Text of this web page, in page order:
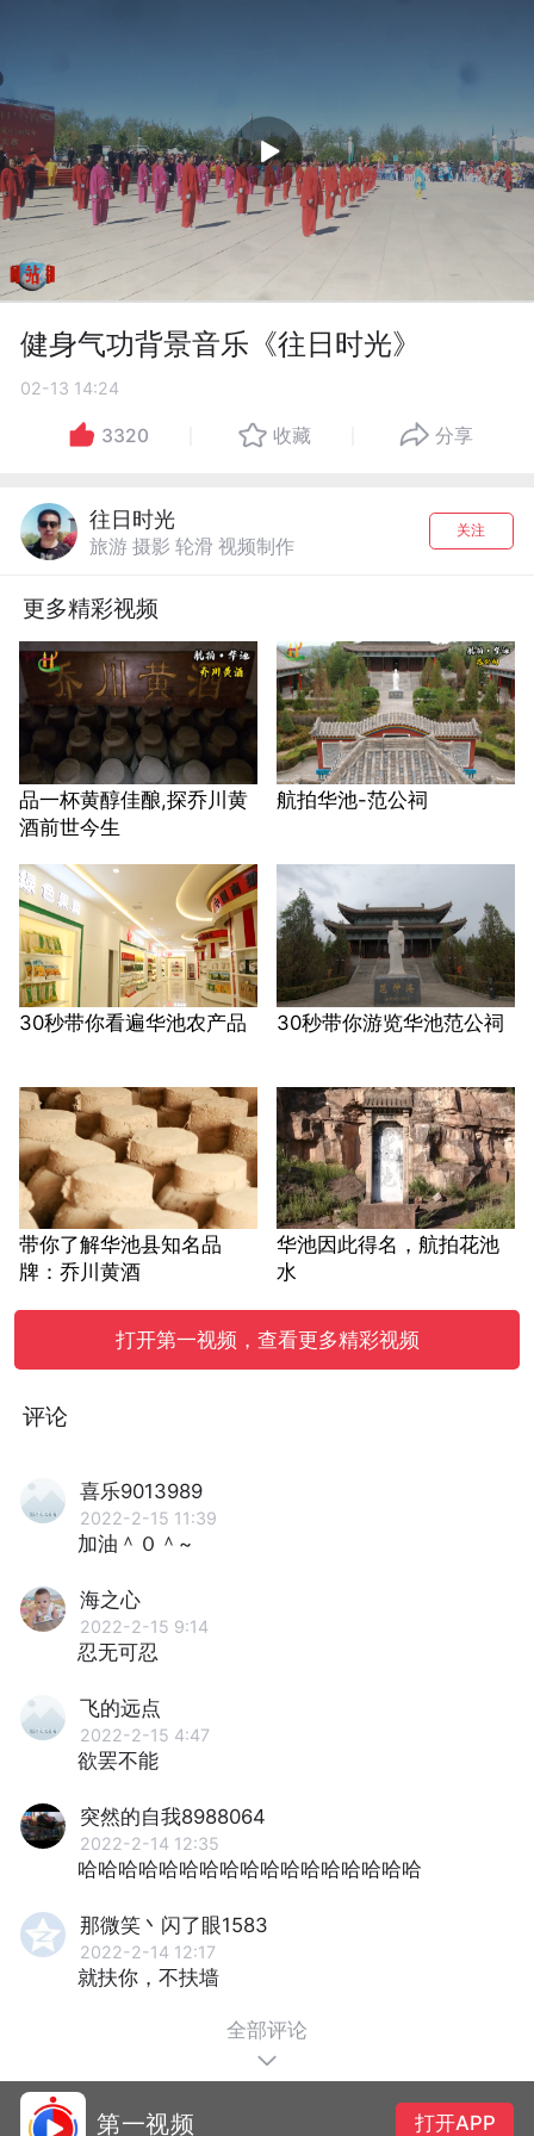
健身气功背景音乐《往日时光》
02-13 14:24
3320 收藏 分享
往日时光
旅游 摄影 轮滑 视频制作
关注
更多精彩视频
品一杯黄醇佳酿,探乔川黄
酒前世今生
航拍华池-范公祠
30秒带你看遍华池农产品 30秒带你游览华池范公祠
带你了解华池县知名品
牌：乔川黄酒
华池因此得名，航拍花池
水
打开第一视频，查看更多精彩视频
评论
喜乐9013989
2022-2-15 11:39
加油＾０＾~
海之心
2022-2-15 9:14
忍无可忍
飞的远点
2022-2-15 4:47
欲罢不能
突然的自我8988064
2022-2-14 12:35
哈哈哈哈哈哈哈哈哈哈哈哈哈哈哈哈哈
那微笑丶闪了眼1583
2022-2-14 12:17
就扶你，不扶墙
全部评论
第一视频 打开APP